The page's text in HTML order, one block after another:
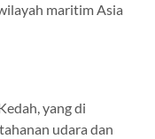
maritim Asia
yang di
udara dan